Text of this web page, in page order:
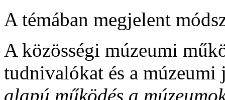
A témában megjelent
A közösségi múzeumi
tudnivalókat és a
alapú működés a